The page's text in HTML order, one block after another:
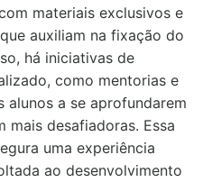
materiais exclusivos e
auxiliam na fixação do
há iniciativas de
como mentorias e
alunos a se aprofundarem
mais desafiadoras. Essa
uma experiência
ao desenvolvimento